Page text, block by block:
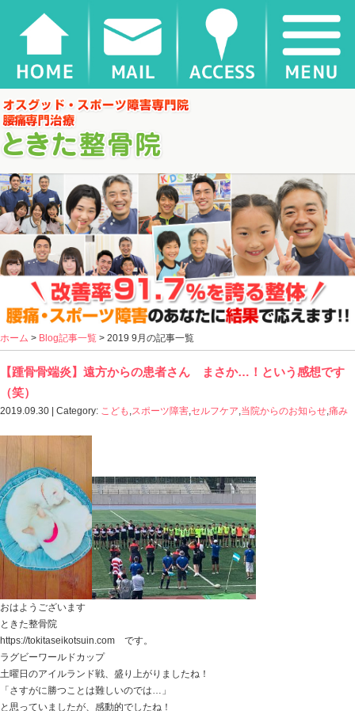
千葉県松戸市新松戸 ときた整骨院
ホーム>Blog記事一覧> 2019 9月の記事一覧
【踵骨骨端炎】遠方からの患者さん まさか
（笑）
2019.09.30 | Category:こども,スポーツ障害